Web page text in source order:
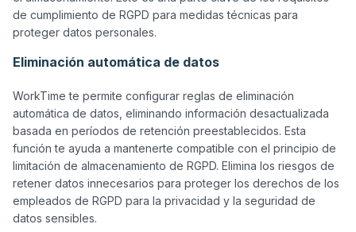
de cumplimiento de RGPD para medidas técnicas para
Eliminación automática de datos
WorkTime te permite configurar reglas de eliminación
automática de datos, eliminando información desactualizada
basada en períodos de retención preestablecidos. Esta
función te ayuda a mantenerte compatible con el principio de
limitación de almacenamiento de RGPD. Elimina los riesgos de
retener datos innecesarios para proteger los derechos de los
empleados de RGPD para la privacidad y la seguridad de